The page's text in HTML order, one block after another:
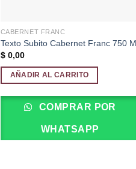
CABERNET FRANC
Texto Subito Cabernet Franc 750
$0,00
AÑADIR AL CARRITO
COMPRAR POR
WHATSAPP